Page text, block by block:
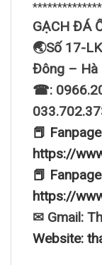
GẠCH ĐÁ
🌏Số 17-
Đông – Hà
☎:
📕
https://
📕
https://
✉ Gmail:
Website: